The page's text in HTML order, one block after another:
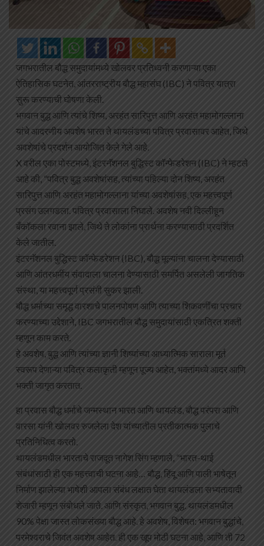
जगभरातील बौद्ध समुदायांमध्ये खोलवर प्रतिध्वनी करणाऱ्या एका
ऐतिहासिक घटनेत, आंतरराष्ट्रीय बौद्ध महासंघ (IBC) ने पवित्र यात्रा
सुरू करण्याची घोषणा केली.
भगवान बुद्ध आणि त्यांचे शिष्य, अरहंत सारिपुत्त आणि अरहंत महामोगल्लाना
यांचे आदरणीय अवशेष भारत ते थायलंडच्या पवित्र प्रवासावर आहेत, जिथे
अवशेषांचे प्रदर्शन आयोजित केले गेले आहे.
X वरील एका पोस्टमध्ये, इंटरनॅशनल बुद्धिस्ट कॉन्फेडरेशन (IBC) ने म्हटले
आहे की, “पवित्र बुद्ध अवशेषांसह, त्यांच्या पहिल्या दोन शिष्य, अरहंत
सारिपुत्त आणि अरहंत महामोगल्लाना यांच्या अवशेषांसह, एक महत्त्वपूर्ण
प्रसंग उलगडला. पवित्र प्रवासाला निघाले. अवशेष नवी दिल्लीहून
बँकॉकला रवाना झाले, जिथे ते लोकांना प्रार्थना करण्यासाठी प्रदर्शित
केले जातील.
इंटरनॅशनल बुद्धिस्ट कॉन्फेडरेशन (IBC), बौद्ध मूल्यांना चालना देण्यासाठी
आणि आंतरधर्मीय संवादाला चालना देण्यासाठी समर्पित असलेली जागतिक
संस्था, या महत्त्वपूर्ण प्रसंगी सुकर झाली.
बौद्ध धर्माच्या समृद्ध वारशाचे पालनपोषण आणि त्याच्या शिकवणींचा प्रचार
करण्याच्या उद्देशाने, IBC जगभरातील बौद्ध समुदायांसाठी एकत्रित शक्ती
म्हणून काम करते.
हे अवशेष, बुद्ध आणि त्यांच्या ज्ञानी शिष्यांच्या आध्यात्मिक साराला मूर्त
स्वरूप देणाऱ्या पवित्र कलाकृती म्हणून पूज्य आहेत, भक्तांमध्ये आदर आणि
भक्ती जागृत करतात.
हा प्रवास बौद्ध धर्माचे जन्मस्थान भारत आणि थायलंड, बौद्ध परंपरा आणि
वारसा यांनी खोलवर रुजलेला देश यांच्यातील प्रतीकात्मक पुलाचे
प्रतिनिधित्व करतो.
थायलंडमधील भारताचे राजदूत नागेश सिंग म्हणाले, “भारत-थाई
संबंधांसाठी ही एक महत्त्वाची घटना आहे… बौद्ध, हिंदू आणि पाली भाषेतून
निर्माण झालेल्या भाषेशी आपला संबंध लक्षात घेता थायलंडला सभ्यतावादी
शेजारी म्हणून संबोधले जाते. आणि संस्कृत, भगवान बुद्ध. थायलंडमधील
90% पेक्षा जास्त लोकसंख्या बौद्ध आहे. हे अवशेष, विशेषत: भगवान बुद्धांचे,
परमेश्वराचे जिवंत अवशेष आहेत. ही एक खूप मोठी घटना आहे, आणि ती 72